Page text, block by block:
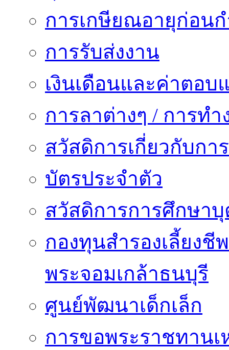
การเกษียณอายุก่อน
การรับส่งงาน
เงินเดือนและค่าตอบ
การลาต่างๆ / การทำ
สวัสดิการเกี่ยวกับกา
บัตรประจำตัว
สวัสดิการการศึกษาบุ
กองทุนสำรองเลี้ยง
พระจอมเกล้าธนบุรี
ศูนย์พัฒนาเด็กเล็ก
การขอพระราชทาน